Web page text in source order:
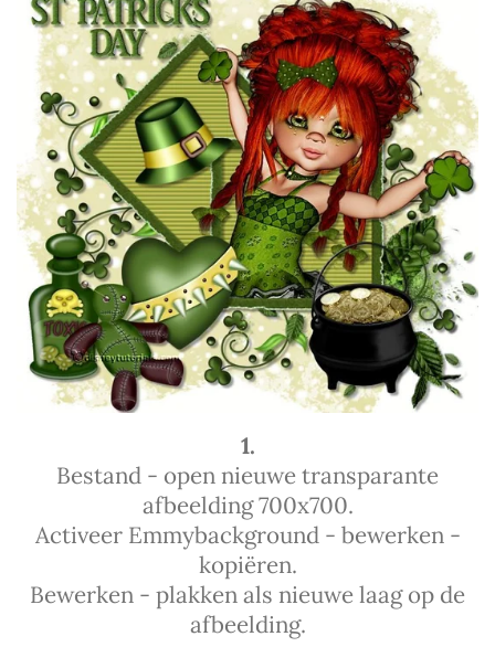
1.
Bestand - open nieuwe transparante
afbeelding 700x700.
Activeer Emmybackground - bewerken -
kopiëren.
Bewerken - plakken als nieuwe laag op de
afbeelding.